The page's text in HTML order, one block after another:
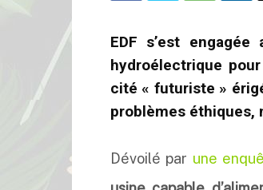
EDF s’est
hydroélectrique
cité « futuriste »
problèmes éthiques,
Dévoilé par une